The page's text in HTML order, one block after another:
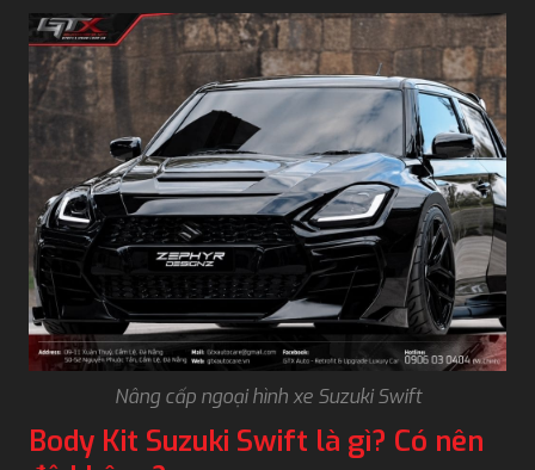
Nâng cấp ngoại hình xe Suzuki Swift
Body Kit Suzuki Swift là gì? Có nên